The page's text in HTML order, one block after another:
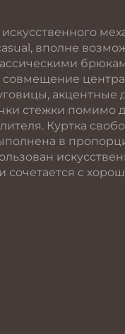
вполне
акцентные
стежки помимо
Куртка
в
сочетается с